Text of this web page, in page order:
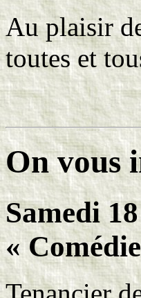
Au plaisir
toutes et
On
Samedi
«